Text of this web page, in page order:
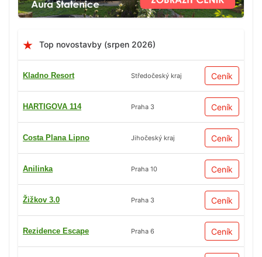
Top novostavby (srpen 2026)
Kladno Resort Středočeský kraj Ceník
HARTIGOVA 114 Praha 3 Ceník
Costa Plana Lipno Jihočeský kraj Ceník
Anilinka Praha 10 Ceník
Žižkov 3.0 Praha 3 Ceník
Rezidence Escape Praha 6 Ceník